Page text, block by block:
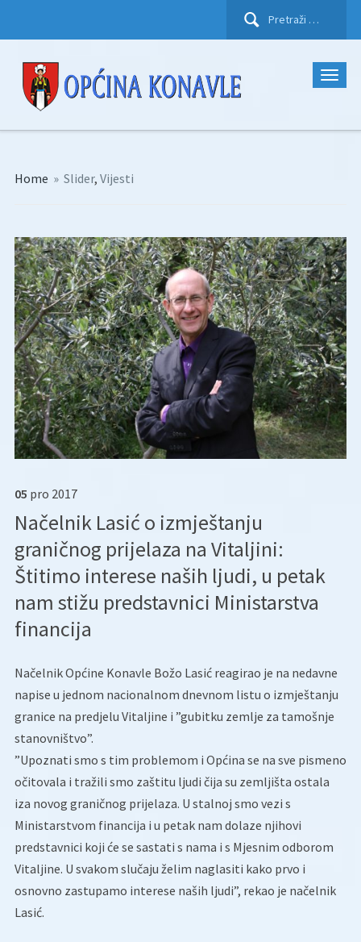
Pretraži:
Home » Slider, Vijesti
05 pro 2017
Načelnik Lasić o izmještanju
graničnog prijelaza na Vitaljini:
Štitimo interese naših ljudi, u petak
nam stižu predstavnici Ministarstva
financija
Načelnik Općine Konavle Božo Lasić reagirao je na nedavne
napise u jednom nacionalnom dnevnom listu o izmještanju
granice na predjelu Vitaljine i ”gubitku zemlje za tamošnje
stanovništvo”.
”Upoznati smo s tim problemom i Općina se na sve pismeno
očitovala i tražili smo zaštitu ljudi čija su zemljišta ostala
iza novog graničnog prijelaza. U stalnoj smo vezi s
Ministarstvom financija i u petak nam dolaze njihovi
predstavnici koji će se sastati s nama i s Mjesnim odborom
Vitaljine. U svakom slučaju želim naglasiti kako prvo i
osnovno zastupamo interese naših ljudi”, rekao je načelnik
Lasić.